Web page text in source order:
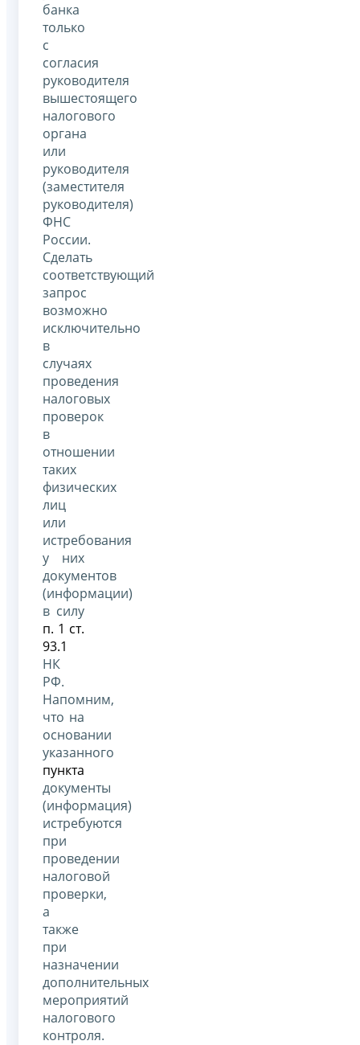
банка
только
с
согласия
руководителя
вышестоящего
налогового
органа
или
руководителя
(заместителя
руководителя)
ФНС
России.
Сделать
соответствующий
запрос
возможно
исключительно
в
случаях
проведения
налоговых
проверок
в
отношении
таких
физических
лиц
или
истребования
у них
документов
(информации)
в силу
п. 1 ст.
93.1
НК
РФ.
Напомним,
что на
основании
указанного
пункта
документы
(информация)
истребуются
при
проведении
налоговой
проверки,
а
также
при
назначении
дополнительных
мероприятий
налогового
контроля.